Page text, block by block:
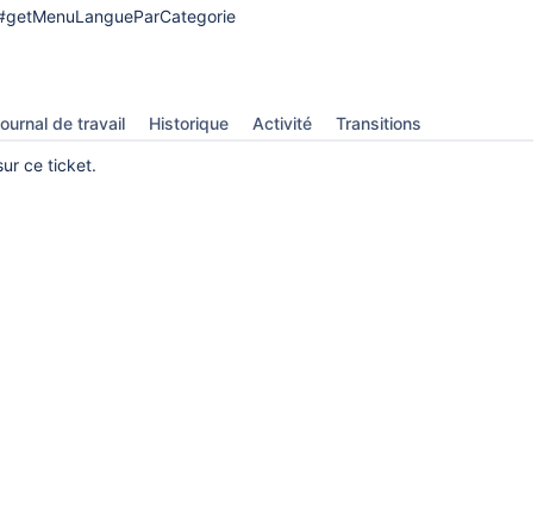
de travail Historique Activité Transitions
ce ticket.